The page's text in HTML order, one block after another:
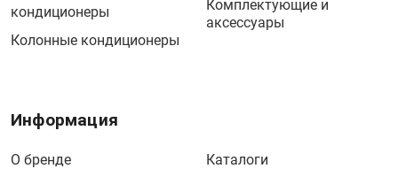
кондиционеры
Колонные кондиционеры
Комплектующие и
аксессуары
Информация
О бренде
Каталоги